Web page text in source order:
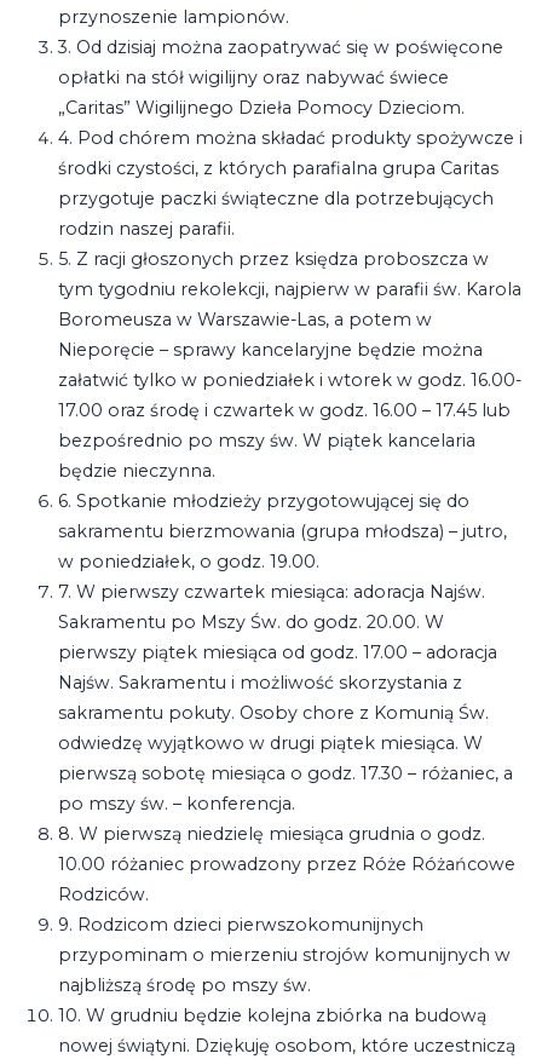
przynoszenie lampionów.
3. Od dzisiaj można zaopatrywać się w poświęcone
opłatki na stół wigilijny oraz nabywać świece
„Caritas” Wigilijnego Dzieła Pomocy Dzieciom.
4. Pod chórem można składać produkty spożywcze i
środki czystości, z których parafialna grupa Caritas
przygotuje paczki świąteczne dla potrzebujących
rodzin naszej parafii.
5. Z racji głoszonych przez księdza proboszcza w
tym tygodniu rekolekcji, najpierw w parafii św. Karola
Boromeusza w Warszawie-Las, a potem w
Nieporęcie – sprawy kancelaryjne będzie można
załatwić tylko w poniedziałek i wtorek w godz. 16.00-
17.00 oraz środę i czwartek w godz. 16.00 – 17.45 lub
bezpośrednio po mszy św. W piątek kancelaria
będzie nieczynna.
6. Spotkanie młodzieży przygotowującej się do
sakramentu bierzmowania (grupa młodsza) – jutro,
w poniedziałek, o godz. 19.00.
7. W pierwszy czwartek miesiąca: adoracja Najśw.
Sakramentu po Mszy Św. do godz. 20.00. W
pierwszy piątek miesiąca od godz. 17.00 – adoracja
Najśw. Sakramentu i możliwość skorzystania z
sakramentu pokuty. Osoby chore z Komunią Św.
odwiedzę wyjątkowo w drugi piątek miesiąca. W
pierwszą sobotę miesiąca o godz. 17.30 – różaniec, a
po mszy św. – konferencja.
8. W pierwszą niedzielę miesiąca grudnia o godz.
10.00 różaniec prowadzony przez Róże Różańcowe
Rodziców.
9. Rodzicom dzieci pierwszokomunijnych
przypominam o mierzeniu strojów komunijnych w
najbliższą środę po mszy św.
10. W grudniu będzie kolejna zbiórka na budową
nowej świątyni. Dziękuję osobom, które uczestniczą